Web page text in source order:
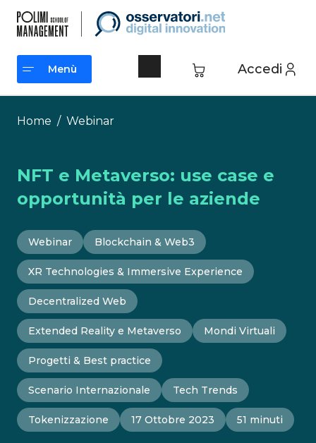
contenuto
Accedi
Menù
Menù
Home / Webinar
NFT e Metaverso: use case e
opportunità per le aziende
Webinar Blockchain & Web3
XR Technologies & Immersive Experience
Decentralized Web
Extended Reality e Metaverso Mondi Virtuali
Progetti & Best practice
Scenario Internazionale Tech Trends
Tokenizzazione 17 Ottobre 2023 51 minuti